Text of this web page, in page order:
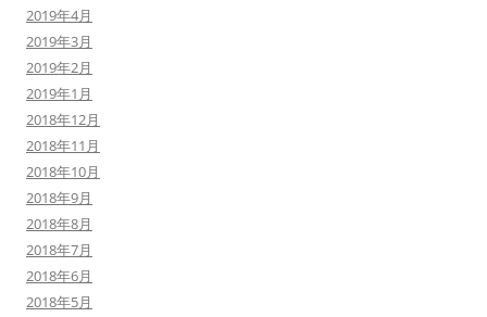
2019年4月
2019年3月
2019年2月
2019年1月
2018年12月
2018年11月
2018年10月
2018年9月
2018年8月
2018年7月
2018年6月
2018年5月